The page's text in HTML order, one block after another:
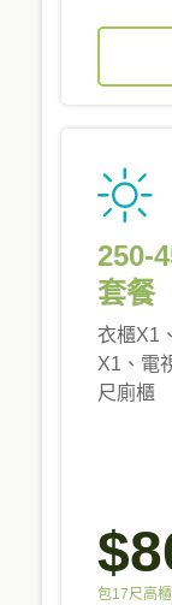
250-
套餐
衣櫃X1
X1、電
尺廁櫃
包17尺高